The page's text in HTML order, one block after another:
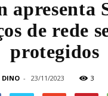
apresenta
de rede
protegidos
DINO - 23/11/2023 3